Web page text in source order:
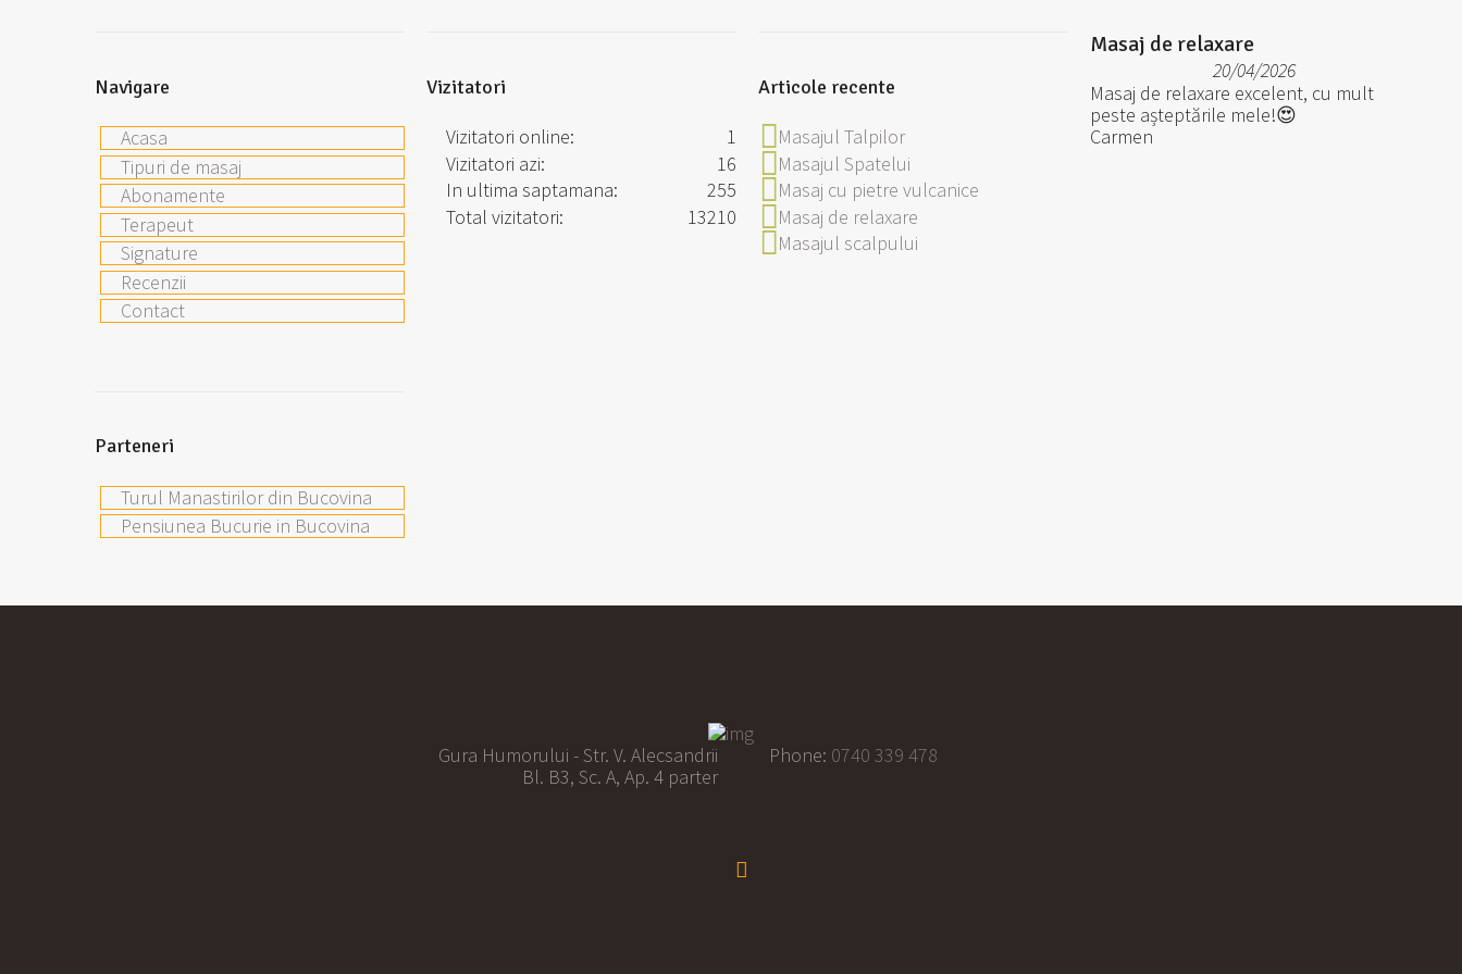
Navigare
Acasa
Tipuri de masaj
Abonamente
Terapeut
Signature
Recenzii
Contact
Vizitatori
1
Vizitatori online:
16
Vizitatori azi:
255
In ultima saptamana:
13210
Total vizitatori:
Articole recente
Masajul Talpilor
Masajul Spatelui
Masaj cu pietre vulcanice
Masaj de relaxare
Masajul scalpului
Masaj de relaxare
20/04/2026
Masaj de relaxare excelent, cu mult
peste așteptările mele!😍
Carmen
Parteneri
Turul Manastirilor din Bucovina
Pensiunea Bucurie in Bucovina
Phone: 0740 339 478
Gura Humorului - Str. V. Alecsandrii
Bl. B3, Sc. A, Ap. 4 parter